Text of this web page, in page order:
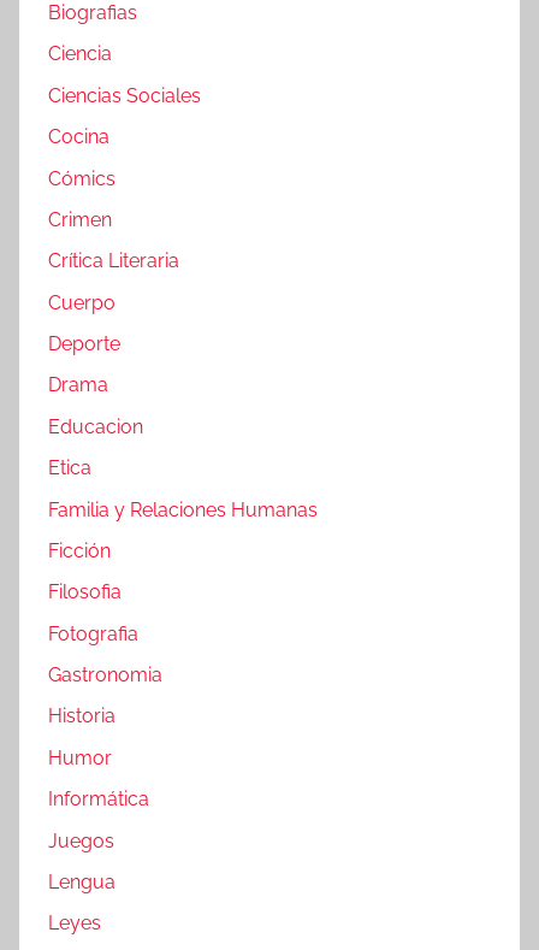
Biografias
Ciencia
Ciencias Sociales
Cocina
Cómics
Crimen
Crítica Literaria
Cuerpo
Deporte
Drama
Educacion
Etica
Familia y Relaciones Humanas
Ficción
Filosofia
Fotografia
Gastronomia
Historia
Humor
Informática
Juegos
Lengua
Leyes